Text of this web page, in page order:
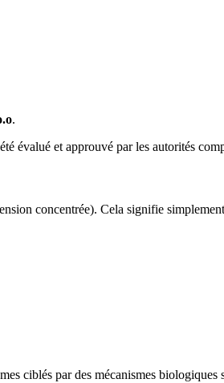
.
évalué et approuvé par les autorités
concentrée). Cela signifie
ciblés par des mécanismes biologiques